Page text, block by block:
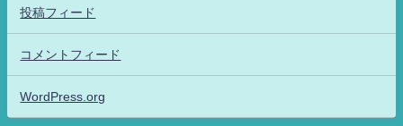
投稿フィード
コメントフィード
WordPress.org